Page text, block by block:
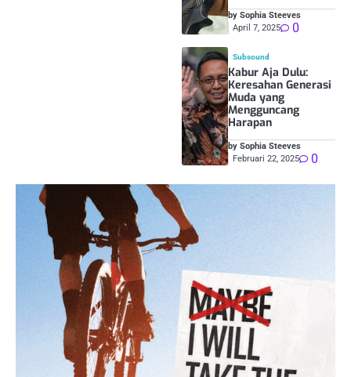
by Sophia Steeves
April 7, 2025
0
Subsound
Kabur Aja Dulu:
Keresahan Generasi
Muda yang
Mengguncang
Harapan
by Sophia Steeves
Februari 22, 2025
0